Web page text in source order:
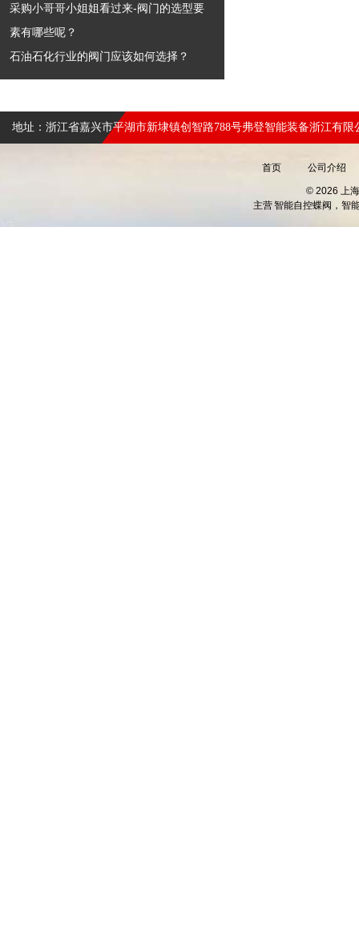
采购小哥哥小姐姐看过来-阀门的选型要
素有哪些呢？
石油石化行业的阀门应该如何选择？
地址：浙江省嘉兴市平湖市新埭镇创智路788号弗登智能装备浙江有限
首页 公司介绍
© 2026 上
主营智能自控蝶阀，智